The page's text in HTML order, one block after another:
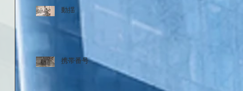
動揺
携帯番号